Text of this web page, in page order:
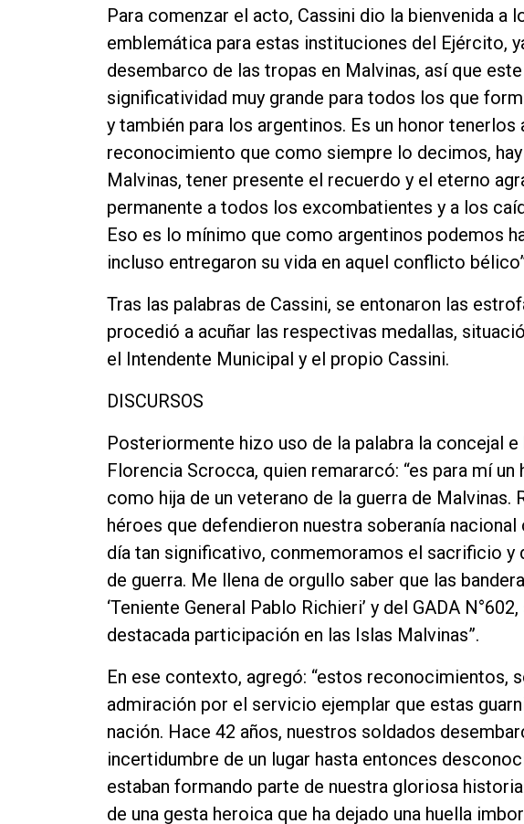
Para comenzar el acto, Cassini dio la bienvenida a
emblemática para estas instituciones del Ejército,
desembarco de las tropas en Malvinas, así que
significatividad muy grande para todos los que
y también para los argentinos. Es un honor
reconocimiento que como siempre lo decimos,
Malvinas, tener presente el recuerdo y el eterno
permanente a todos los excombatientes y a los
Eso es lo mínimo que como argentinos podemos
incluso entregaron su vida en aquel conflicto
Tras las palabras de Cassini, se entonaron las
procedió a acuñar las respectivas medallas,
el Intendente Municipal y el propio Cassini.
DISCURSOS
Posteriormente hizo uso de la palabra la concejal
Florencia Scrocca, quien remararcó: “es para mí
como hija de un veterano de la guerra de Malvinas.
héroes que defendieron nuestra soberanía nacional
día tan significativo, conmemoramos el sacrificio y
de guerra. Me llena de orgullo saber que las
‘Teniente General Pablo Richieri’ y del GADA
destacada participación en las Islas Malvinas”.
En ese contexto, agregó: “estos reconocimientos,
admiración por el servicio ejemplar que estas
nación. Hace 42 años, nuestros soldados
incertidumbre de un lugar hasta entonces
estaban formando parte de nuestra gloriosa
de una gesta heroica que ha dejado una huella